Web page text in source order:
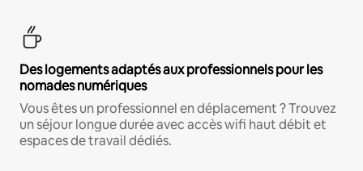
Des logements adaptés aux professionnels pour les
nomades numériques
Vous êtes un professionnel en déplacement ? Trouvez
un séjour longue durée avec accès wifi haut débit et
espaces de travail dédiés.